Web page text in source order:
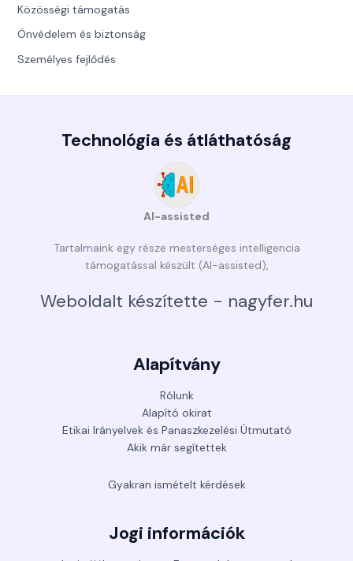
Közösségi támogatás
Önvédelem és biztonság
Személyes fejlődés
Technológia és átláthatóság
AI-assisted
Tartalmaink egy része mesterséges intelligencia
támogatással készült (AI-assisted),
Weboldalt készítette - nagyfer.hu
Alapítvány
Rólunk
Alapító okirat
Etikai Irányelvek és Panaszkezelési Útmutató
Akik már segítettek
Gyakran ismételt kérdések
Jogi információk